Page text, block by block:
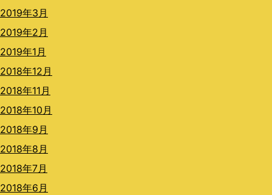
2019年3月
2019年2月
2019年1月
2018年12月
2018年11月
2018年10月
2018年9月
2018年8月
2018年7月
2018年6月